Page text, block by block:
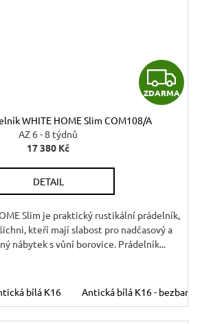
Z
D
A
ZDARMA
WHITE HOME Slim COM108/A
AZ 6 - 8 týdnů
17 380 Kč
DETAIL
Slim je praktický rustikální prádelník,
kteří mají slabost pro nadčasový a
nábytek s vůní borovice. Prádelník...
bílá K16 Antická bílá K16 - bezbarvý